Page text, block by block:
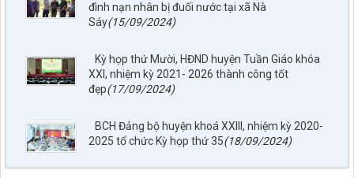
đình nạn nhân bị đuối nước tại xã Nà
Sáy(15/09/2024)
Kỳ họp thứ Mười, HĐND huyện Tuần Giáo khóa
XXI, nhiệm kỳ 2021- 2026 thành công tốt
đẹp(17/09/2024)
BCH Đảng bộ huyện khoá XXIII, nhiệm kỳ 2020-
2025 tổ chức Kỳ họp thứ 35(18/09/2024)
797./TTPTQĐ-KV2
Về việc đăng tải lên trên Cổng thông tin điện tử của UBND xã
Nậm Là tỉnh Điện Biên
lượt xem: 40 | lượt tải:31
1872/KH-UBND